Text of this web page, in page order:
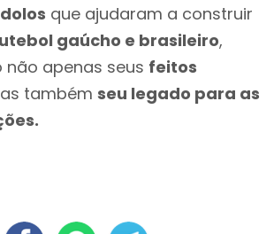
que ajudaram a construir
gaúcho e brasileiro,
apenas seus feitos
também seu legado para as